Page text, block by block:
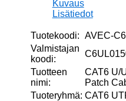
Kuvaus
Lisätiedot
Tuotekoodi: AVEC-
Valmistajan
koodi:
Tuotteen
nimi:
CAT6 U/
Patch
Tuoteryhmä: CAT6